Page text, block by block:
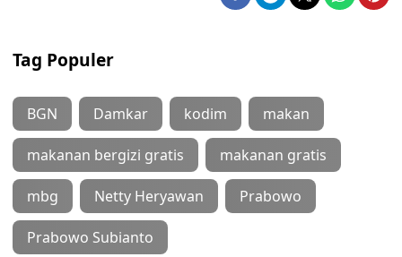
Tag Populer
BGN Damkar kodim makan
makanan bergizi gratis makanan gratis
mbg Netty Heryawan Prabowo
Prabowo Subianto